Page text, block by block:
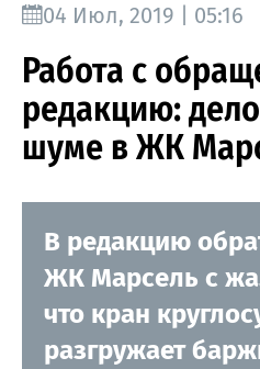
04 Июл, 2019 | 05:16
Работа с
редакцию:
шуме в ЖК
В редакцию
ЖК Марсель с
что кран
разгружает